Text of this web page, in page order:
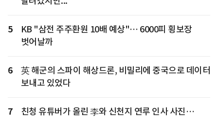
5
KB "삼전 주주환원 10배 예상"… 6000피 횡보장
벗어날까
6
英 해군의 스파이 해상드론, 비밀리에 중국으로 데이터
보내고 있었다
7
친청 유튜버가 올린 李와 신천지 연루 인사 사진…